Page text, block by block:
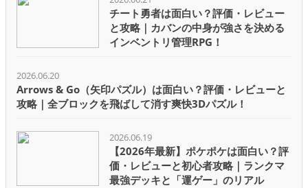
チート勇者は面白い？評価・レビュー
と攻略｜カバンの中身が強さを決める
インベントリ管理RPG！
2026.06.20
Arrows & Go（矢印パズル）は面白い？評価・レビューと
攻略｜全ブロックを飛ばして消す爽快3Dパズル！
2026.06.19
【2026年最新】ポケポケは面白い？評
価・レビューと初心者攻略｜ランクマ
最強デッキと「運ゲー」のリアル